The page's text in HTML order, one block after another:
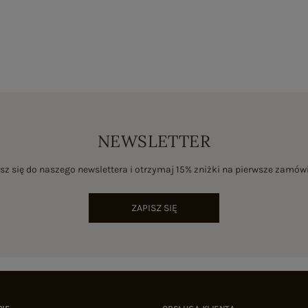
NEWSLETTER
się do naszego newslettera i otrzymaj 15% zniżki na pierwsze
ZAPISZ SIĘ